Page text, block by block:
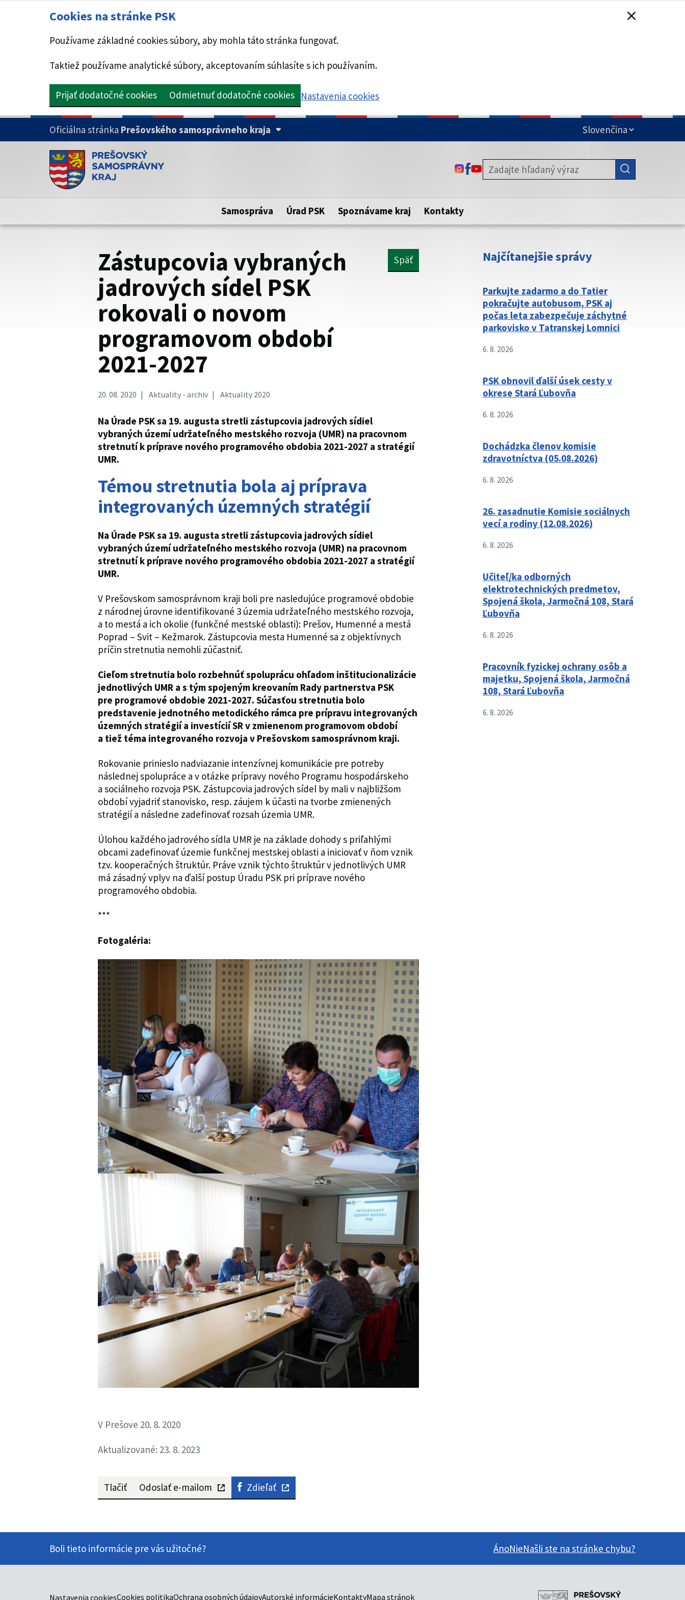
Cookies na stránke PSK
Používame základné cookies súbory, aby mohla táto stránka fungovať.
Taktiež používame analytické súbory, akceptovaním súhlasíte s ich používaním.
Prijať dodatočné cookies Odmietnuť dodatočné cookies Nastavenia cookies
PRESKOČIŤ NA HLAVNÝ OBSAH
Oficiálna stránka Prešovského samosprávneho kraja
Doména psk.sk je oficiálna
Toto je oficiálna webová stránka Prešovského samosprávneho kraja.
Táto stránka je zabezpečená
zabezpečenú webovú stránku. Zabezpečená stránka vždy začína
https:// pred názvom domény webového sídla.
ODKAZ SA OTVORÍ NA NOVEJ KARTE
ODKAZ SA OTVORÍ NA NOVEJ KARTE
ODKAZ SA OTVORÍ NA NOVEJ KARTE
Samospráva Úrad PSK Spoznávame kraj Kontakty
Zástupcovia vybraných
jadrových sídel PSK
rokovali o novom
programovom období
2021-2027
Späť
20. 08. 2020 Aktuality - archiv Aktuality 2020
Na Úrade PSK sa 19. augusta stretli zástupcovia jadrových sídiel
vybraných území udržateľného mestského rozvoja (UMR) na pracovnom
stretnutí k príprave nového programového obdobia 2021-2027 a stratégií
UMR.
Témou stretnutia bola aj príprava
integrovaných územných stratégií
Na Úrade PSK sa 19. augusta stretli zástupcovia jadrových sídiel
vybraných území udržateľného mestského rozvoja (UMR) na pracovnom
stretnutí k príprave nového programového obdobia 2021-2027 a stratégií
UMR.
V Prešovskom samosprávnom kraji boli pre nasledujúce programové obdobie
z národnej úrovne identifikované 3 územia udržateľného mestského rozvoja,
a to mestá a ich okolie (funkčné mestské oblasti): Prešov, Humenné a mestá
Poprad – Svit – Kežmarok. Zástupcovia mesta Humenné sa z objektívnych
príčin stretnutia nemohli zúčastniť.
Cieľom stretnutia bolo rozbehnúť spoluprácu ohľadom inštitucionalizácie
jednotlivých UMR a s tým spojeným kreovaním Rady partnerstva PSK
pre programové obdobie 2021-2027. Súčasťou stretnutia bolo
predstavenie jednotného metodického rámca pre prípravu integrovaných
územných stratégií a investícií SR v zmienenom programovom období
a tiež téma integrovaného rozvoja v Prešovskom samosprávnom kraji.
Rokovanie prinieslo nadviazanie intenzívnej komunikácie pre potreby
následnej spolupráce a v otázke prípravy nového Programu hospodárskeho
a sociálneho rozvoja PSK. Zástupcovia jadrových sídel by mali v najbližšom
období vyjadriť stanovisko, resp. záujem k účasti na tvorbe zmienených
stratégií a následne zadefinovať rozsah územia UMR.
Úlohou každého jadrového sídla UMR je na základe dohody s priľahlými
obcami zadefinovať územie funkčnej mestskej oblasti a iniciovať v ňom vznik
tzv. kooperačných štruktúr. Práve vznik týchto štruktúr v jednotlivých UMR
má zásadný vplyv na ďalší postup Úradu PSK pri príprave nového
programového obdobia.
***
Fotogaléria:
V Prešove 20. 8. 2020
Aktualizované: 23. 8. 2023
Tlačiť Odoslať e-mailom Zdieľať
Najčítanejšie správy
Parkujte zadarmo a do Tatier
pokračujte autobusom, PSK aj
počas leta zabezpečuje záchytné
parkovisko v Tatranskej Lomnici
6. 8. 2026
PSK obnovil ďalší úsek cesty v
okrese Stará Ľubovňa
6. 8. 2026
Dochádzka členov komisie
zdravotníctva (05.08.2026)
6. 8. 2026
26. zasadnutie Komisie sociálnych
vecí a rodiny (12.08.2026)
6. 8. 2026
Učiteľ/ka odborných
elektrotechnických predmetov,
Spojená škola, Jarmočná 108, Stará
Ľubovňa
6. 8. 2026
Pracovník fyzickej ochrany osôb a
majetku, Spojená škola, Jarmočná
108, Stará Ľubovňa
6. 8. 2026
Boli tieto informácie pre vás užitočné? ÁnoNieNašli ste na stránke chybu?
Nastavenia cookiesCookies politikaOchrana osobných údajovAutorské informácieKontaktyMapa stránok